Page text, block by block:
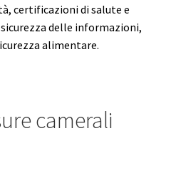
certificazioni di salute e
delle informazioni,
alimentare.
camerali